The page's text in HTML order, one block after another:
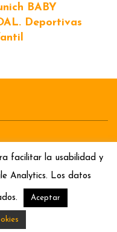
BABY
Deportivas
facilitar la usabilidad y
Analytics. Los datos
Aceptar